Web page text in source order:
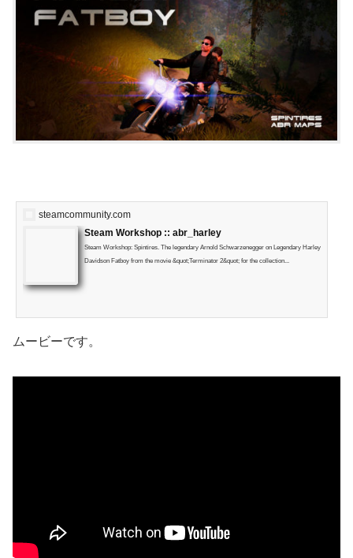
steamcommunity.com
Steam Workshop :: abr_harley
Steam Workshop: Spintires. The legendary Arnold Schwarzenegger on Legendary Harley
Davidson Fatboy from the movie &quot;Terminator 2&quot; for the collection...
ムービーです。